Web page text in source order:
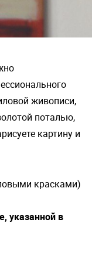
живописи,
поталью,
картину и
красками)
указанной в